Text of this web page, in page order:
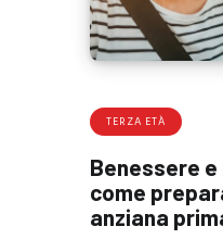
TERZA ETÀ
Benessere
come
anziana